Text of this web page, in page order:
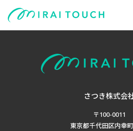
さつき株式会
〒100-0011
東京都千代田区内幸